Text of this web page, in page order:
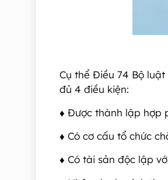
Cụ thể Điều 74 Bộ
đủ 4 điều kiện:
♦ Được thành lập hợp
♦ Có cơ cấu tổ chức
♦ Có tài sản độc lập